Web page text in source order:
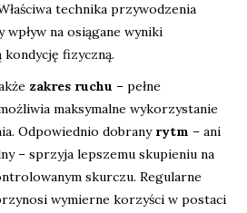
technika przywodzenia
na osiągane wyniki
fizyczną.
zakres ruchu – pełne
maksymalne wykorzystanie
Odpowiednio dobrany rytm – ani
– sprzyja lepszemu skupieniu na
skurczu. Regularne
wymierne korzyści w postaci